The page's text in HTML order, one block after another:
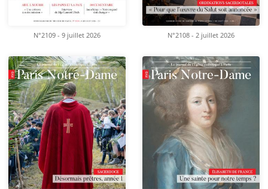
N°2109 - 9 juillet 2026 N°2108 - 2 juillet 2026